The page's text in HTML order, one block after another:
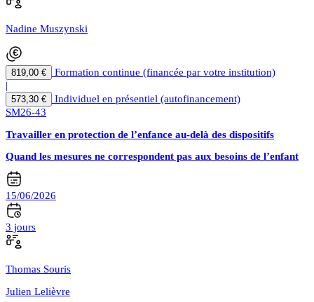
Nadine Muszynski
819,00 €
Formation continue (financée par votre institution)
|
573,30 €
Individuel en présentiel (autofinancement)
SM26-43
Travailler en protection de l’enfance au-delà des dispositifs
Quand les mesures ne correspondent pas aux besoins de l’enfant
15/06/2026
3 jours
Thomas Souris
Julien Lelièvre